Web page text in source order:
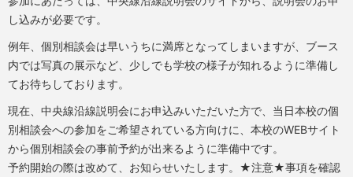
し込みが必要です。
例年、個別相談会は早いうちに満席となってしまいますが、ブース
内では写真の展示など、少しでも学校の様子が知れるように準備し
てお待ちしております。
現在、中央線沿線説明会にお申込みいただいた方で、当日本校の個
別相談会への参加をご希望されている方向けに、本校のWEBサイト
から個別相談会の事前予約が出来るように準備中です。
予約開始の際は改めて、お知らせいたします。★注意★事項を確認